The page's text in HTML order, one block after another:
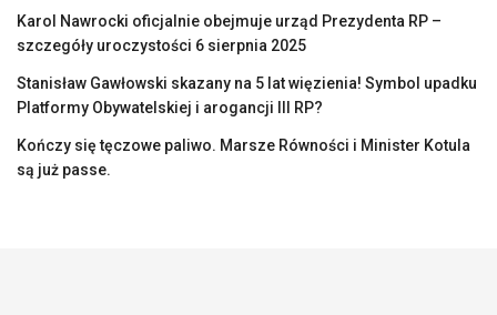
Karol Nawrocki oficjalnie obejmuje urząd Prezydenta RP –
szczegóły uroczystości 6 sierpnia 2025
Stanisław Gawłowski skazany na 5 lat więzienia! Symbol upadku
Platformy Obywatelskiej i arogancji III RP?
Kończy się tęczowe paliwo. Marsze Równości i Minister Kotula
są już passe.